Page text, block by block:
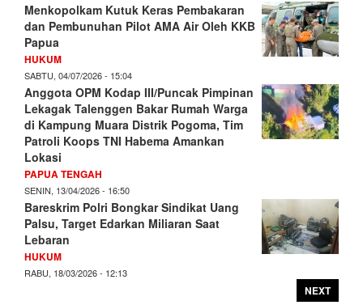
Menkopolkam Kutuk Keras Pembakaran
dan Pembunuhan Pilot AMA Air Oleh KKB
Papua
HUKUM
SABTU, 04/07/2026 - 15:04
Anggota OPM Kodap III/Puncak Pimpinan
Lekagak Talenggen Bakar Rumah Warga
di Kampung Muara Distrik Pogoma, Tim
Patroli Koops TNI Habema Amankan
Lokasi
PAPUA TENGAH
SENIN, 13/04/2026 - 16:50
Bareskrim Polri Bongkar Sindikat Uang
Palsu, Target Edarkan Miliaran Saat
Lebaran
HUKUM
RABU, 18/03/2026 - 12:13
NEXT